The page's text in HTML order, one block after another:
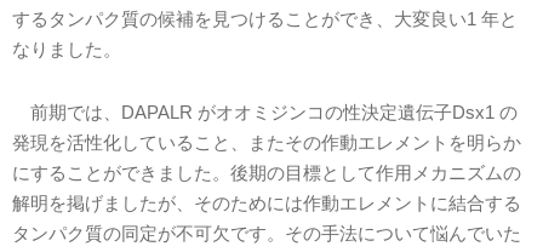
するタンパク質の候補を見つけることができ、大変良い1 年と
なりました。
前期では、DAPALR がオオミジンコの性決定遺伝子Dsx1 の
発現を活性化していること、またその作動エレメントを明らか
にすることができました。後期の目標として作用メカニズムの
解明を掲げましたが、そのためには作動エレメントに結合する
タンパク質の同定が不可欠です。その手法について悩んでいた